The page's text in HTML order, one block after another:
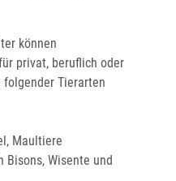
können
privat, beruflich oder
Tierarten
Maultiere
Bisons, Wisente und